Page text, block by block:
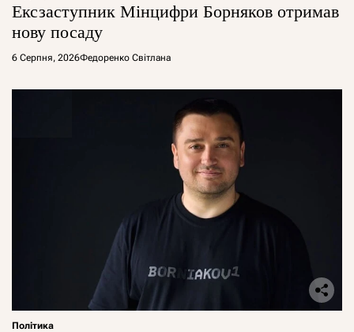
Ексзаступник Мінцифри Борняков отримав
нову посаду
6 Серпня, 2026Федоренко Світлана
Політика